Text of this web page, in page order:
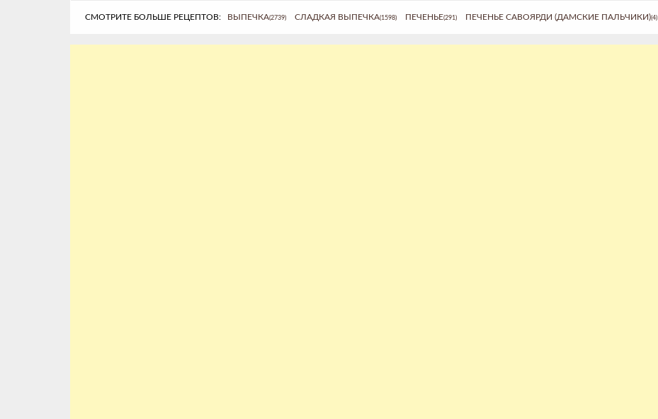
СМОТРИТЕ БОЛЬШЕ РЕЦЕПТОВ: ВЫПЕЧКА(2739) СЛАДКАЯ ВЫПЕЧКА(1598) ПЕЧЕНЬЕ(291) ПЕЧЕНЬЕ САВОЯРДИ (ДАМСКИЕ ПАЛЬЧИКИ)(4)